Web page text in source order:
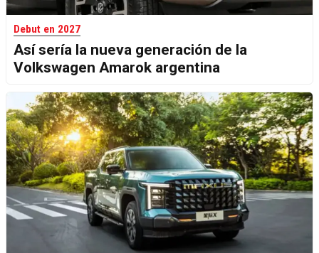
Debut en 2027
Así sería la nueva generación de la
Volkswagen Amarok argentina